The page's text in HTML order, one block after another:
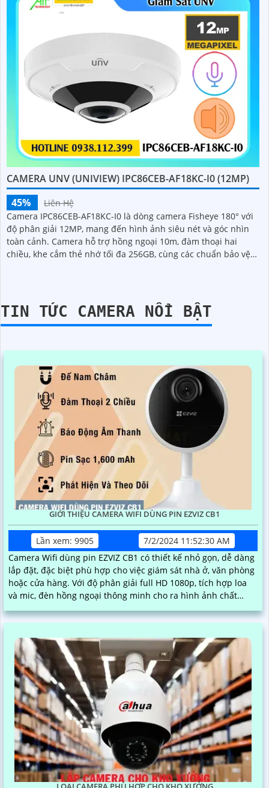
CAMERA UNV (UNIVIEW) IPC86CEB-AF18KC-I0 (12MP)
45%
Liên Hệ
Camera IPC86CEB-AF18KC-I0 là dòng camera Fisheye 180° với
độ phân giải 12MP, mang đến hình ảnh siêu nét và góc nhìn
toàn cảnh. Camera hỗ trợ hồng ngoại 10m, đàm thoại hai
chiều, khe cắm thẻ nhớ tối đa 256GB, cùng các chuẩn bảo vệ
TIN TỨC CAMERA NỔI BẬT
GIỚI THIỆU CAMERA WIFI DÙNG PIN EZVIZ CB1
Lần xem: 9905
7/2/2024 11:52:30 AM
Camera Wifi dùng pin EZVIZ CB1 có thiết kế nhỏ gọn, dễ dàng
lắp đặt, đặc biệt phù hợp cho việc giám sát nhà ở, văn phòng
hoặc cửa hàng. Với độ phân giải full HD 1080p, tích hợp loa
và mic, đèn hồng ngoại thông minh cho ra hình ảnh chất
lượng ban đêm